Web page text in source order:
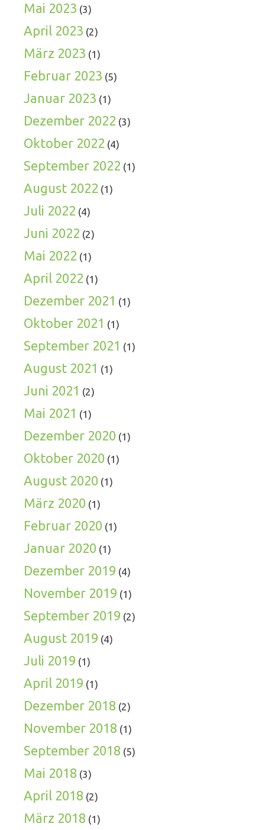
Mai 2023 (3)
April 2023 (2)
März 2023 (1)
Februar 2023 (5)
Januar 2023 (1)
Dezember 2022 (3)
Oktober 2022 (4)
September 2022 (1)
August 2022 (1)
Juli 2022 (4)
Juni 2022 (2)
Mai 2022 (1)
April 2022 (1)
Dezember 2021 (1)
Oktober 2021 (1)
September 2021 (1)
August 2021 (1)
Juni 2021 (2)
Mai 2021 (1)
Dezember 2020 (1)
Oktober 2020 (1)
August 2020 (1)
März 2020 (1)
Februar 2020 (1)
Januar 2020 (1)
Dezember 2019 (4)
November 2019 (1)
September 2019 (2)
August 2019 (4)
Juli 2019 (1)
April 2019 (1)
Dezember 2018 (2)
November 2018 (1)
September 2018 (5)
Mai 2018 (3)
April 2018 (2)
März 2018 (1)